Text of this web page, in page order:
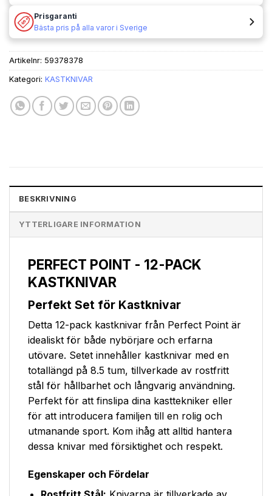
Prisgaranti
Bästa pris på alla varor i Sverige
Artikelnr: 59378378
Kategori: KASTKNIVAR
BESKRIVNING
YTTERLIGARE INFORMATION
PERFECT POINT - 12-PACK
KASTKNIVAR
Perfekt Set för Kastknivar
Detta 12-pack kastknivar från Perfect Point är
idealiskt för både nybörjare och erfarna
utövare. Setet innehåller kastknivar med en
totallängd på 8.5 tum, tillverkade av rostfritt
stål för hållbarhet och långvarig användning.
Perfekt för att finslipa dina kasttekniker eller
för att introducera familjen till en rolig och
utmanande sport. Kom ihåg att alltid hantera
dessa knivar med försiktighet och respekt.
Egenskaper och Fördelar